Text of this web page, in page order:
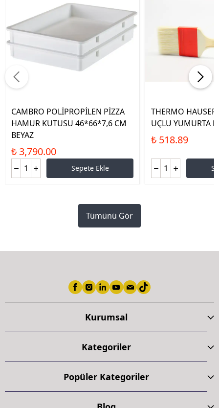
CAMBRO POLİPROPİLEN PİZZA
HAMUR KUTUSU 46*66*7,6 CM
BEYAZ
₺ 3,790.00
Sepete Ekle
THERMO HAUSER
UÇLU YUMURTA
₺ 518.89
Tümünü Gör
Kurumsal
Kategoriler
Popüler Kategoriler